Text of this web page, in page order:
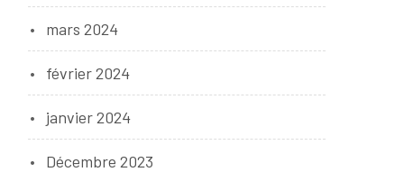
mars 2024
février 2024
janvier 2024
Décembre 2023